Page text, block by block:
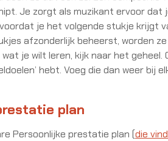
Je zorgt als muzikant ervoor dat
je het volgende stukje krijgt
afzonderlijk beheerst, worden
je wilt leren, kijk naar het geheel.
hebt. Voeg die dan weer bij
plan
Persoonlijke prestatie plan (die